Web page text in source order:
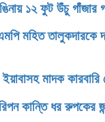
১২ ফুট উঁচু
মহিত তালুকদারকে
মাদক কারবারি
কান্তি ধর রুপকের